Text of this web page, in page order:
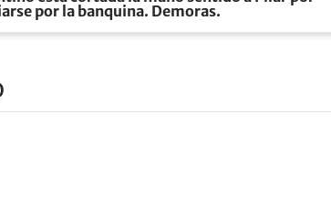
por la banquina. Demoras.